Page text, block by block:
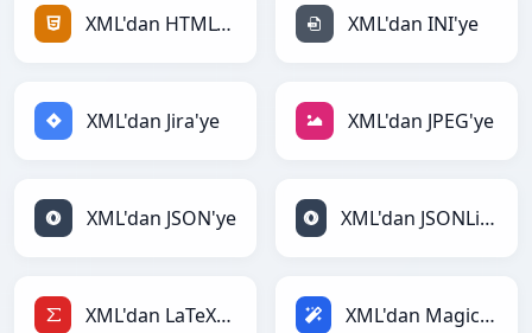
XML'dan HTML'ye XML'dan INI'ye
XML'dan Jira'ye XML'dan JPEG'ye
XML'dan JSON'ye XML'dan JSONLines'ye
XML'dan LaTeX'ye XML'dan Magic'ye